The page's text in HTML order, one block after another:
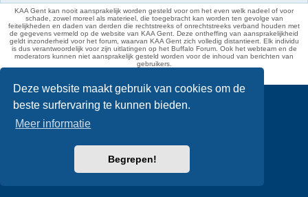
Deze website maakt gebruik van cookies om de
beste surfervaring te kunnen bieden.
Meer informatie
Begrepen!
KAA Gent kan nooit aansprakelijk worden gesteld voor om het even welk nadeel of voor
schade, zowel moreel als materieel, die toegebracht kan worden ten gevolge van
feitelijkheden en daden van derden die rechtstreeks of onrechtstreeks verband houden met
de gegevens vermeld op de website van KAA Gent. Deze ontheffing van aansprakelijkheid
geldt inzonderheid voor het forum, waarvan KAA Gent zich volledig distantieert. Elk individu
is dus verantwoordelijk voor zijn uitlatingen op het Buffalo Forum. Ook het webteam en de
moderators kunnen niet aansprakelijk gesteld worden voor de inhoud van berichten van
gebruikers.